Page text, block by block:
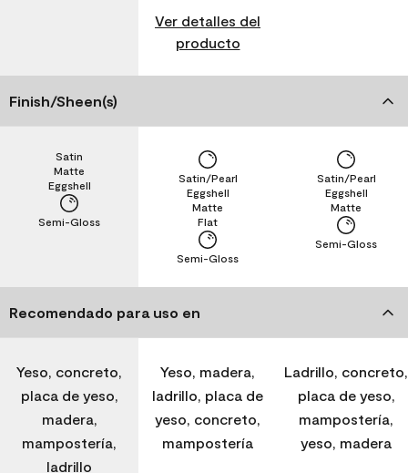
Ver detalles del
producto
Finish/Sheen(s)
Semi-Gloss
Eggshell
Matte
Satin
Semi-Gloss
Flat
Matte
Eggshell
Satin/Pearl
Semi-Gloss
Matte
Eggshell
Satin/Pearl
Recomendado para uso en
Yeso, concreto,
placa de yeso,
madera,
mampostería,
ladrillo
Yeso, madera,
ladrillo, placa de
yeso, concreto,
mampostería
Ladrillo, concreto,
placa de yeso,
mampostería,
yeso, madera